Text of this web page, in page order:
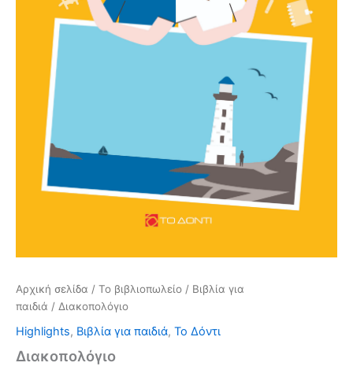
Αρχική σελίδα / Το βιβλιοπωλείο / Βιβλία για
παιδιά / Διακοπολόγιο
Highlights, Βιβλία για παιδιά, Το Δόντι
Διακοπολόγιο